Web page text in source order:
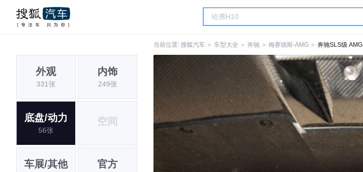
当前位置: 搜狐汽车 ＞ 车型大全 ＞ 奔驰 ＞ 梅赛德斯-AMG ＞ 奔驰SLS级 AMG
外观
331张
内饰
249张
底盘/动力
56张
空间
车展/其他 官方